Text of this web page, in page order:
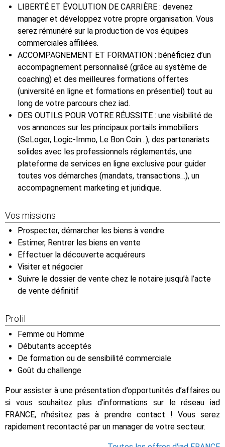
LIBERTÉ ET ÉVOLUTION DE CARRIÈRE : devenez
manager et développez votre propre organisation. Vous
serez rémunéré sur la production de vos équipes
commerciales affiliées.
ACCOMPAGNEMENT ET FORMATION : bénéficiez d’un
accompagnement personnalisé (grâce au système de
coaching) et des meilleures formations offertes
(université en ligne et formations en présentiel) tout au
long de votre parcours chez iad.
DES OUTILS POUR VOTRE RÉUSSITE : une visibilité de
vos annonces sur les principaux portails immobiliers
(SeLoger, Logic-Immo, Le Bon Coin...), des partenariats
solides avec les professionnels réglementés, une
plateforme de services en ligne exclusive pour guider
toutes vos démarches (mandats, transactions…), un
accompagnement marketing et juridique.
Vos missions
Prospecter, démarcher les biens à vendre
Estimer, Rentrer les biens en vente
Effectuer la découverte acquéreurs
Visiter et négocier
Suivre le dossier de vente chez le notaire jusqu’à l’acte
de vente définitif
Profil
Femme ou Homme
Débutants acceptés
De formation ou de sensibilité commerciale
Goût du challenge
Pour assister à une présentation d’opportunités d’affaires ou
si vous souhaitez plus d’informations sur le réseau iad
FRANCE, n’hésitez pas à prendre contact ! Vous serez
rapidement recontacté par un manager de votre secteur.